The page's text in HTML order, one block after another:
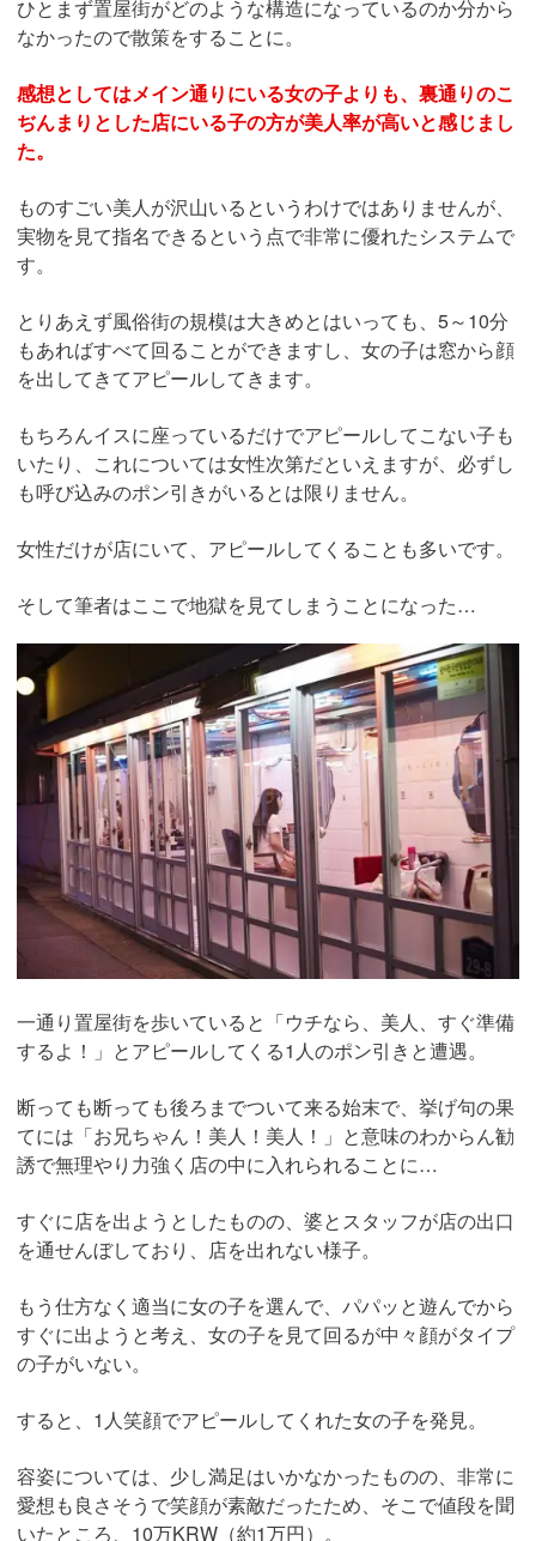
ひとまず置屋街がどのような構造になっているのか分から
なかったので散策をすることに。
感想としてはメイン通りにいる女の子よりも、裏通りのこ
ぢんまりとした店にいる子の方が美人率が高いと感じまし
た。
ものすごい美人が沢山いるというわけではありませんが、
実物を見て指名できるという点で非常に優れたシステムで
す。
とりあえず風俗街の規模は大きめとはいっても、5～10分
もあればすべて回ることができますし、女の子は窓から顔
を出してきてアピールしてきます。
もちろんイスに座っているだけでアピールしてこない子も
いたり、これについては女性次第だといえますが、必ずし
も呼び込みのポン引きがいるとは限りません。
女性だけが店にいて、アピールしてくることも多いです。
そして筆者はここで地獄を見てしまうことになった…
一通り置屋街を歩いていると「ウチなら、美人、すぐ準備
するよ！」とアピールしてくる1人のポン引きと遭遇。
断っても断っても後ろまでついて来る始末で、挙げ句の果
てには「お兄ちゃん！美人！美人！」と意味のわからん勧
誘で無理やり力強く店の中に入れられることに…
すぐに店を出ようとしたものの、婆とスタッフが店の出口
を通せんぼしており、店を出れない様子。
もう仕方なく適当に女の子を選んで、パパッと遊んでから
すぐに出ようと考え、女の子を見て回るが中々顔がタイプ
の子がいない。
すると、1人笑顔でアピールしてくれた女の子を発見。
容姿については、少し満足はいかなかったものの、非常に
愛想も良さそうで笑顔が素敵だったため、そこで値段を聞
いたところ、10万KRW（約1万円）。